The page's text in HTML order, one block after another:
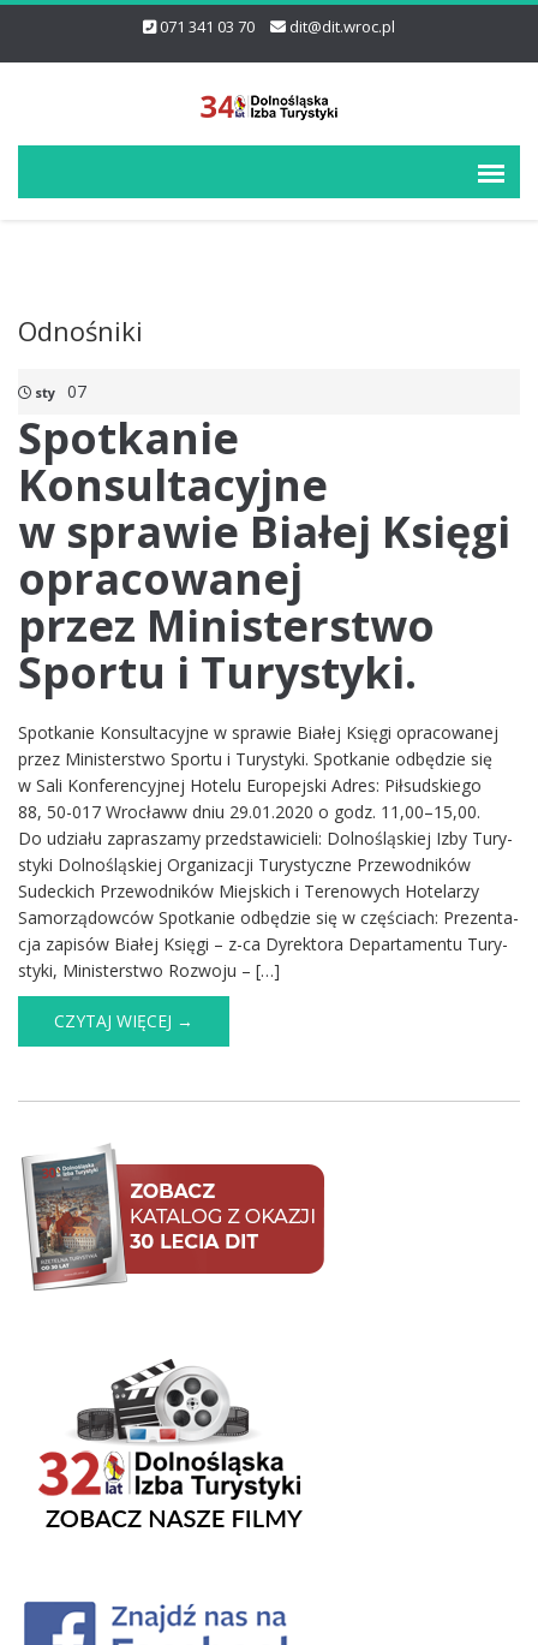
071 341 03 70 dit@dit.wroc.pl
Odnośniki
sty 07
Spotkanie
Konsultacyjne
w sprawie Białej Księgi
opracowanej
przez Ministerstwo
Sportu i Turystyki.
Spotkanie Konsultacyjne w sprawie Białej Księgi opracowanej
przez Ministerstwo Sportu i Turystyki. Spo­tka­nie odbę­dzie się
w Sali Kon­fe­ren­cyj­nej Hotelu Euro­pej­ski Adres: Pił­sud­skiego
88, 50-017 Wro­cławw dniu 29.01.2020 o godz. 11,00–15,00.
Do udziału zapra­szamy przed­sta­wi­cieli: Dol­no­ślą­skiej Izby Tury­
styki Dol­no­ślą­skiej Orga­ni­za­cji Tury­styczne Prze­wod­ni­ków
Sudec­kich Prze­wod­ni­ków Miej­skich i Tere­no­wych Hote­la­rzy
Samo­rzą­dow­ców Spo­tka­nie odbę­dzie się w czę­ściach: Pre­zen­ta­
cja zapi­sów Bia­łej Księgi – z-ca Dyrek­tora Depar­ta­mentu Tury­
styki, Mini­ster­stwo Rozwoju – […]
CZYTAJ WIĘCEJ →